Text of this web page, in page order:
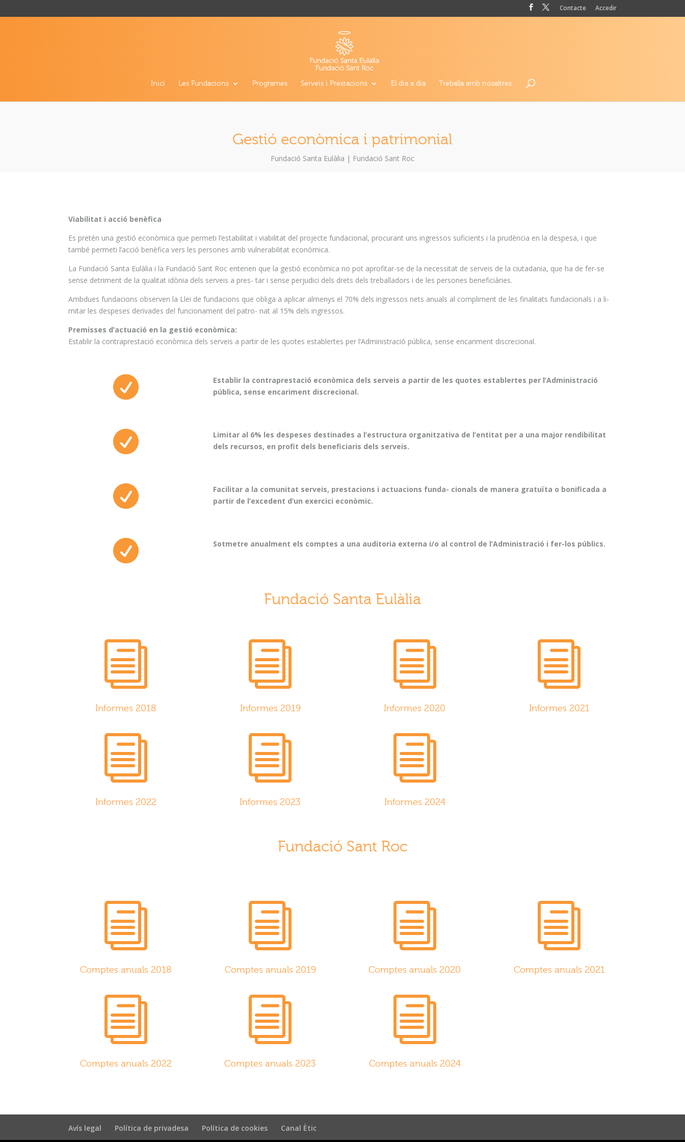
Contacte Accedir
Inici Les Fundacions Programes Serveis i Prestacions El dia a dia Treballa amb nosaltres
Gestió econòmica i patrimonial
Fundació Santa Eulàlia | Fundació Sant Roc
Viabilitat i acció benèfica
Es pretén una gestió econòmica que permeti l’estabilitat iviabilitat del projecte fundacional, procurant uns ingressos suficients i la prudència en la despesa, i que
també permeti l’acció benèficavers les persones amb vulnerabilitat econòmica.
La Fundació Santa Eulàlia i la Fundació Sant Roc entenen que la gestió econòmica no pot aprofitar-se de la necessitat de serveis de la ciutadania, que ha de fer-se
sense detriment de la qualitat idònia dels serveis a pres- tar i sense perjudici dels drets dels treballadors i de les persones beneficiàries.
Ambdues fundacions observen la Llei de fundacions que obliga a aplicar almenys el 70% dels ingressos nets anuals al compliment de les finalitats fundacionals i a li-
mitar les despeses derivades del funcionament del patro- nat al 15% dels ingressos.
Premisses d’actuació en la gestió econòmica:
Establir la contraprestació econòmica dels serveis a partir de les quotes establertes per l’Administració pública, sense encariment discrecional.

Establir la contraprestació econòmica dels serveis a partir de les quotes establertes per l’Administració
pública, sense encariment discrecional.

Limitar al 6% les despeses destinades a l’estructura organitzativa de l’entitat per a una major rendibilitat
dels recursos, en profit dels beneficiaris dels serveis.

Facilitar a la comunitat serveis, prestacions i actuacions funda- cionals de manera gratuïta o bonificada a
partir de l’excedent d’un exercici econòmic.
 Sotmetre anualment els comptes a una auditoria externa i/o al control de l’Administració i fer-los públics.
Fundació Santa Eulàlia
i
Informes 2018
i
Informes 2022
i
Informes 2019
i
Informes 2023
i
Informes 2020
i
Informes 2024
i
Informes 2021
Fundació Sant Roc
i
Comptes anuals 2018
i
Comptes anuals 2022
i
Comptes anuals 2019
i
Comptes anuals 2023
i
Comptes anuals 2020
i
Comptes anuals 2024
i
Comptes anuals 2021
Avís legal Política de privadesa Política de cookies Canal Ètic